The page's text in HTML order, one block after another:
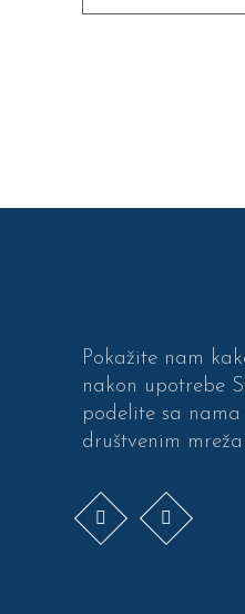
Pokažite nam
nakon upotrebe
podelite sa nama
društvenim